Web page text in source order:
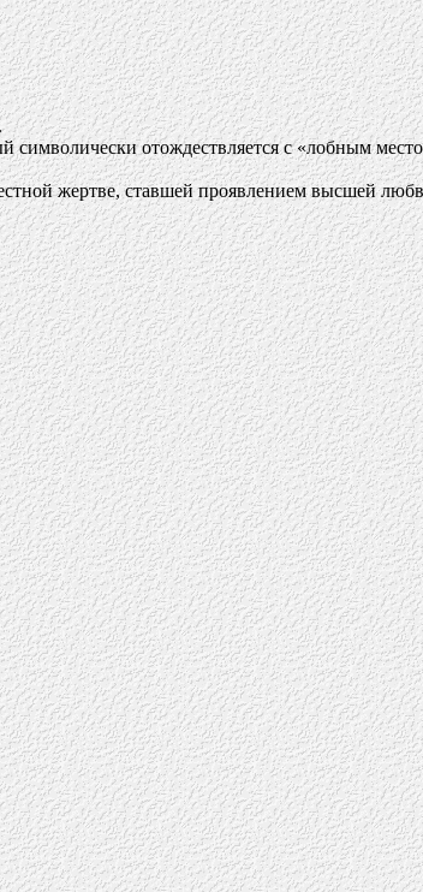
отождествляется с «лобным
жертве, ставшей проявлением высшей